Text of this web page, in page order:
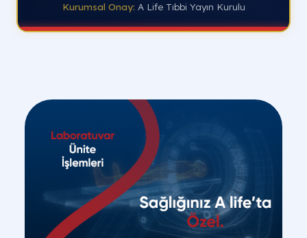
Kurumsal Onay: A Life Tıbbi Yayın Kurulu